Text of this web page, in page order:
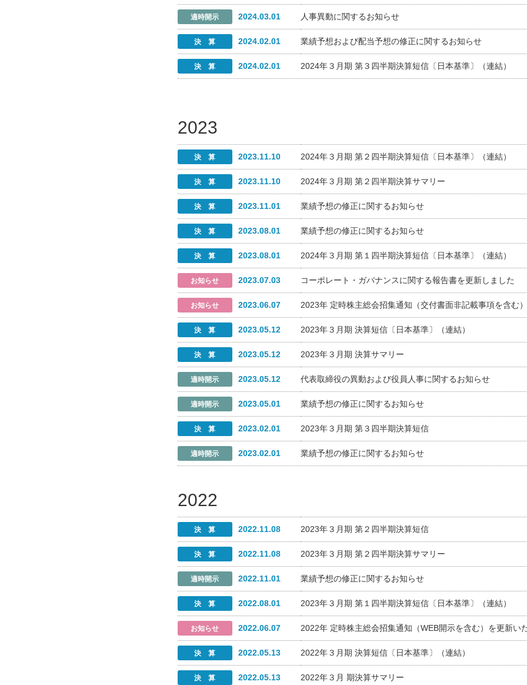
2024.03.01 人事異動に関するお知らせ
2024.02.01 業績予想および配当予想の修正に関するお知らせ
2024.02.01 2024年３月期 第３四半期決算短信〔日本基準〕（連結）
2023
2023.11.10 2024年３月期 第２四半期決算短信〔日本基準〕（連結）
2023.11.10 2024年３月期 第２四半期決算サマリー
2023.11.01 業績予想の修正に関するお知らせ
2023.08.01 業績予想の修正に関するお知らせ
2023.08.01 2024年３月期 第１四半期決算短信〔日本基準〕（連結）
2023.07.03 コーポレート・ガバナンスに関する報告書を更新しました
2023.06.07 2023年 定時株主総会招集通知（交付書面非記載事項を含む
2023.05.12 2023年３月期 決算短信〔日本基準〕（連結）
2023.05.12 2023年３月期 決算サマリー
2023.05.12 代表取締役の異動および役員人事に関するお知らせ
2023.05.01 業績予想の修正に関するお知らせ
2023.02.01 2023年３月期 第３四半期決算短信
2023.02.01 業績予想の修正に関するお知らせ
2022
2022.11.08 2023年３月期 第２四半期決算短信
2022.11.08 2023年３月期 第２四半期決算サマリー
2022.11.01 業績予想の修正に関するお知らせ
2022.08.01 2023年３月期 第１四半期決算短信〔日本基準〕（連結）
2022.06.07 2022年 定時株主総会招集通知（WEB開示を含む）を更新い
2022.05.13 2022年３月期 決算短信〔日本基準〕（連結）
2022.05.13 2022年３月 期決算サマリー